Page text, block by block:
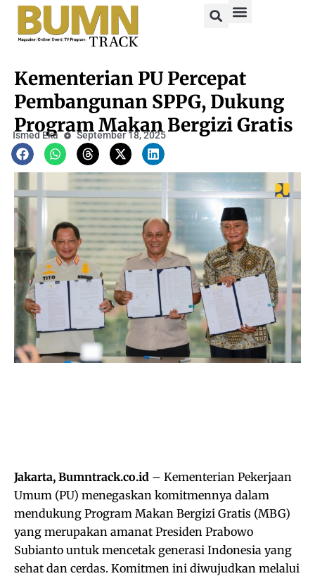
Kementerian PU Percepat
Pembangunan SPPG, Dukung
Program Makan Bergizi Gratis
Ismed Eka September 18, 2025
Jakarta, Bumntrack.co.id – Kementerian Pekerjaan
Umum (PU) menegaskan komitmennya dalam
mendukung Program Makan Bergizi Gratis (MBG)
yang merupakan amanat Presiden Prabowo
Subianto untuk mencetak generasi Indonesia yang
sehat dan cerdas. Komitmen ini diwujudkan melalui